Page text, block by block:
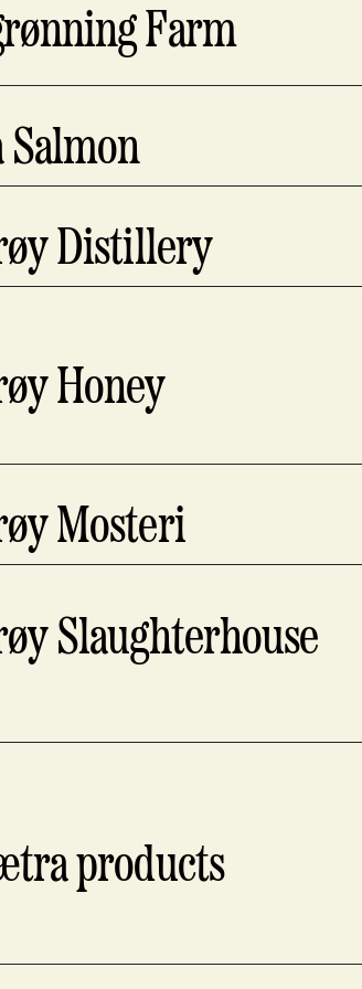
Farm
Distillery
Honey
Mosteri
Slaughterhouse
products